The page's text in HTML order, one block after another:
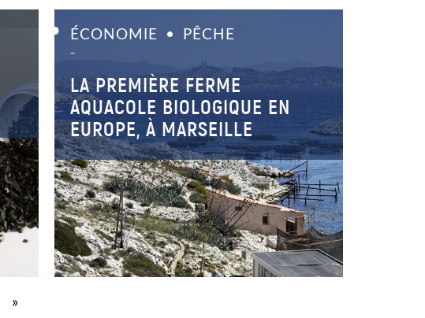
ÉCONOMIE PÊCHE
–
LA PREMIÈRE FERME
AQUACOLE BIOLOGIQUE EN
EUROPE, À MARSEILLE
»